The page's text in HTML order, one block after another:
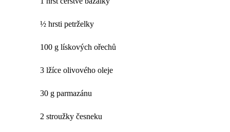
½ hrsti petrželky
100 g lískových ořechů
3 lžíce olivového oleje
30 g parmazánu
2 stroužky česneku